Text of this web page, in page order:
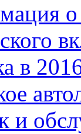
о
в
и